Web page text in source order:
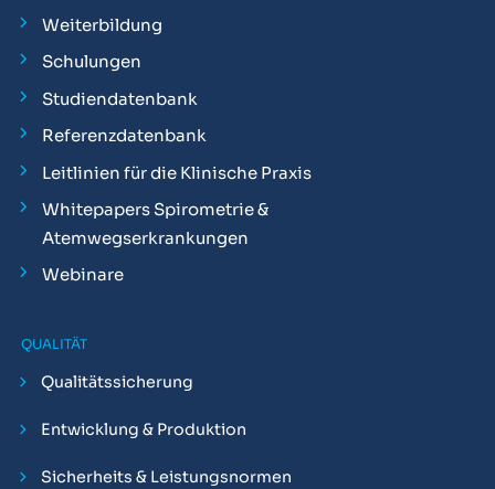
Weiterbildung
Schulungen
Studiendatenbank
Referenzdatenbank
Leitlinien für die Klinische Praxis
Whitepapers Spirometrie &
Atemwegserkrankungen
Webinare
QUALITÄT
Qualitätssicherung
Entwicklung & Produktion
Sicherheits & Leistungsnormen